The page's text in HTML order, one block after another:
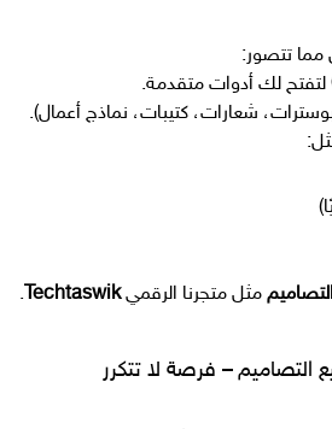
لتفتح لك أدوات متقدمة.
شعارات، كتيبات، نماذج أعمال).
مثل متجرنا الرقميTechtaswik
.
التصاميم – فرصة لا تتكرر